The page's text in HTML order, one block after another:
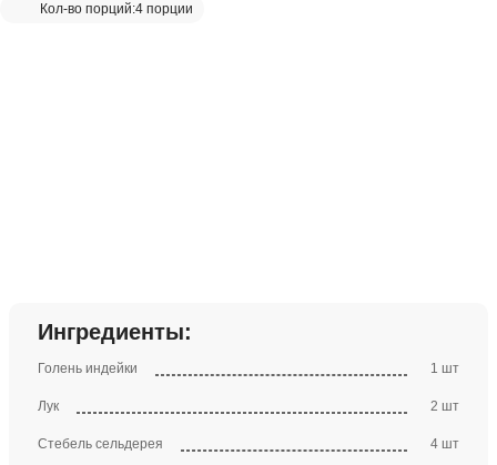
Кол-во порций:4 порции
Ингредиенты:
Голень индейки 1 шт
Лук 2 шт
Стебель сельдерея 4 шт